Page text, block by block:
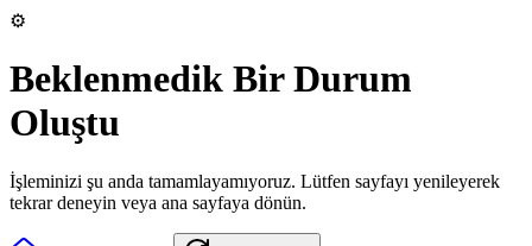
⚙️
Beklenmedik Bir Durum
Oluştu
İşleminizi şu anda tamamlayamıyoruz. Lütfen sayfayı yenileyerek
tekrar deneyin veya ana sayfaya dönün.